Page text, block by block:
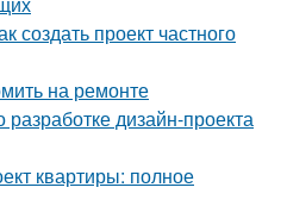
создать проект частного
на ремонте
дизайн-проекта
квартиры: полное